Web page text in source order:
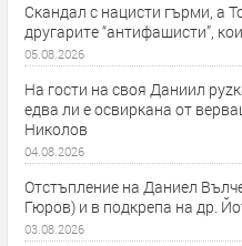
Скандал с нацисти гърми, а
другарите “антифашисти”,
05.08.2026
На гости на своя Даниил
едва ли е освиркана от
Николов
04.08.2026
Отстъпление на Даниел
Гюров) и в подкрепа на др.
03.08.2026